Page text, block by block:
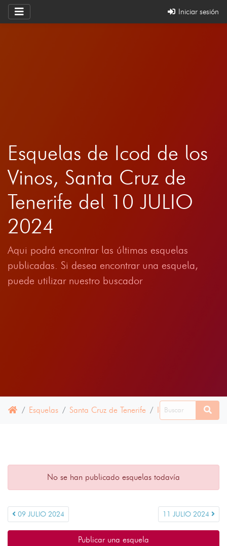
Iniciar sesión
Esquelas de Icod de los
Vinos, Santa Cruz de
Tenerife del 10 JULIO
2024
Aqui podrá encontrar las últimas esquelas
publicadas. Si desea encontrar una esquela,
puede utilizar nuestro buscador
Esquelas Santa Cruz de Tenerife Icod de los Vinos
No se han publicado esquelas todavía
09 JULIO 2024 11 JULIO 2024
Publicar una esquela